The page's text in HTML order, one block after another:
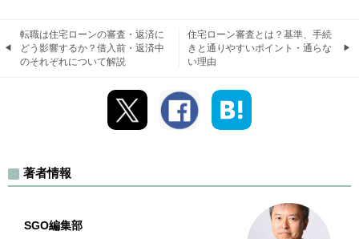
転職は住宅ローンの審査・返済に
どう影響するか？借入前・返済中
のそれぞれについて解説
住宅ローン審査とは？基準、手続
きと通りやすいポイント・通らな
い理由
著者情報
SGO編集部